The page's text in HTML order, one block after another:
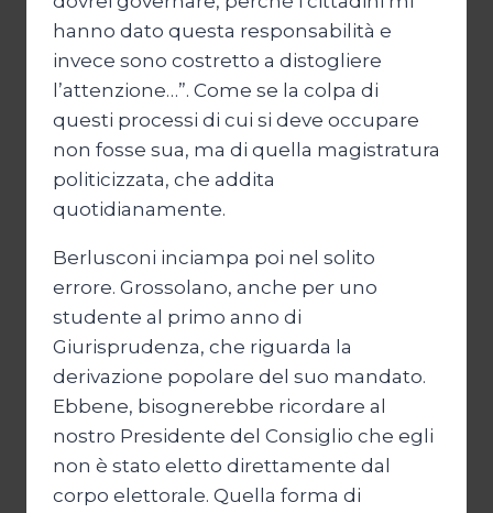
hanno dato questa responsabilità e
invece sono costretto a distogliere
l’attenzione…”. Come se la colpa di
questi processi di cui si deve occupare
non fosse sua, ma di quella magistratura
politicizzata, che addita
quotidianamente.
Berlusconi inciampa poi nel solito
errore. Grossolano, anche per uno
studente al primo anno di
Giurisprudenza, che riguarda la
derivazione popolare del suo mandato.
Ebbene, bisognerebbe ricordare al
nostro Presidente del Consiglio che egli
non è stato eletto direttamente dal
corpo elettorale. Quella forma di